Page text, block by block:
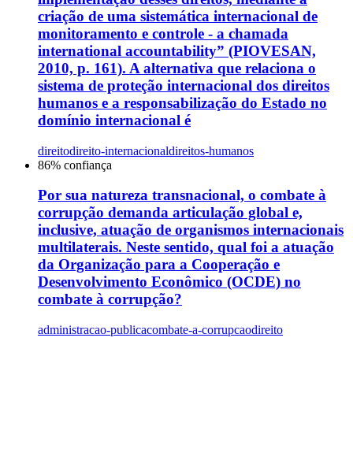
criação de uma sistemática internacional de
monitoramento e controle - a chamada
international accountability” (PIOVESAN,
2010, p. 161). A alternativa que relaciona o
sistema de proteção internacional dos direitos
humanos e a responsabilização do Estado no
domínio internacional é
direitodireito-internacionaldireitos-humanos
86% confiança
Por sua natureza transnacional, o combate à
corrupção demanda articulação global e,
inclusive, atuação de organismos internacionais
multilaterais. Neste sentido, qual foi a atuação
da Organização para a Cooperação e
Desenvolvimento Econômico (OCDE) no
combate à corrupção?
administracao-publicacombate-a-corrupcaodireito